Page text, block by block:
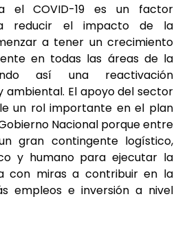
el COVID-19 es un factor
reducir el impacto de la
a tener un crecimiento
en todas las áreas de la
así una reactivación
ambiental. El apoyo del sector
un rol importante en el plan
Nacional porque entre
gran contingente logístico,
y humano para ejecutar la
con miras a contribuir en la
empleos e inversión a nivel